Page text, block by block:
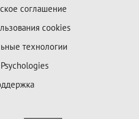
соглашение
cookies
технологии